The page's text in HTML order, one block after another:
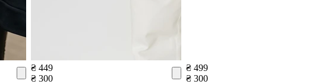
₴ 449
₴ 300
₴ 499
₴ 300